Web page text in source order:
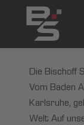
Die Bischoff
Vom Baden
Karlsruhe,
Welt Auf